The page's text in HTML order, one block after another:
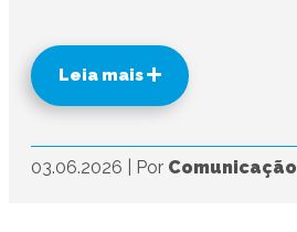
Leia mais
03.06.2026 Por Comunicação